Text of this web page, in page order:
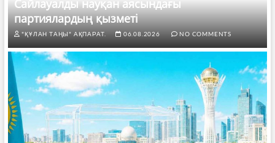
Сайлауалды науқан аясындағы
партиялардың қызметі
"ҚҰЛАН ТАҢЫ" АҚПАРАТ. 06.08.2026 NO COMMENTS